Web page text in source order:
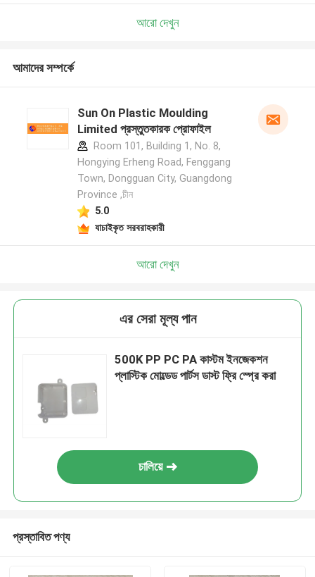
আরো দেখুন
আমাদের সম্পর্কে
Sun On Plastic Moulding
Limited প্রস্তুতকারক প্রোফাইল
Room 101, Building 1, No. 8,
Hongying Erheng Road, Fenggang
Town, Dongguan City, Guangdong
Province ,চীন
5.0
যাচাইকৃত সরবরাহকারী
আরো দেখুন
এর সেরা মূল্য পান
500K PP PC PA কাস্টম ইনজেকশন
প্লাস্টিক মোল্ডেড পার্টস ডাস্ট ফ্রি স্প্রে করা
চালিয়ে
প্রস্তাবিত পণ্য